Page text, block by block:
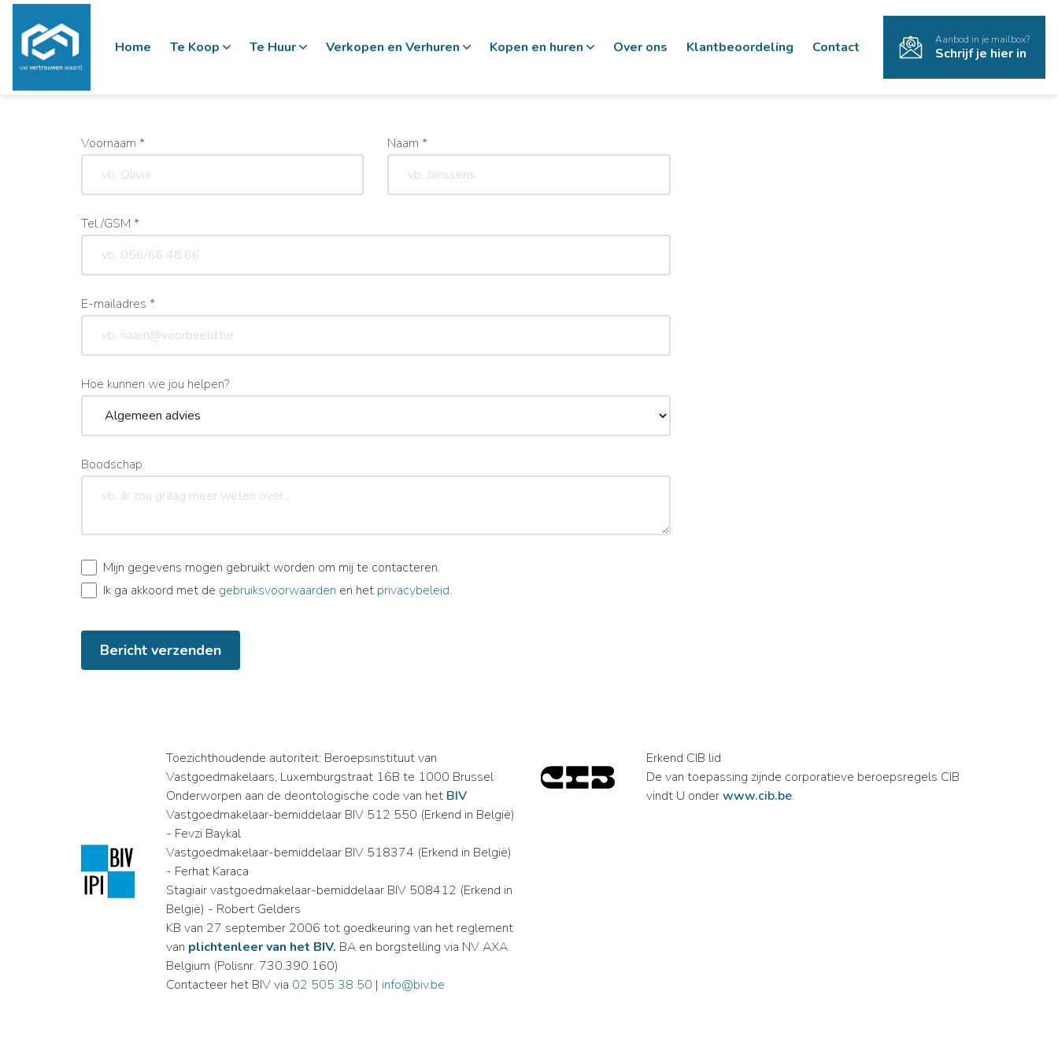
Home Te Koop Te Huur Verkopen en Verhuren Kopen en huren Over ons Klantbeoordeling Contact Aanbod in je mailbox?
Schrijf je hier in
Voornaam * Naam *
Tel./GSM *
E-mailadres *
Hoe kunnen we jou helpen?
Boodschap
Mijn gegevens mogen gebruikt worden om mij te contacteren.
Ik ga akkoord met de gebruiksvoorwaarden en het privacybeleid.
Bericht verzenden
Toezichthoudende autoriteit: Beroepsinstituut van
Vastgoedmakelaars, Luxemburgstraat 16B te 1000 Brussel
Onderworpen aan de deontologische code van het BIV
Vastgoedmakelaar-bemiddelaar BIV 512 550 (Erkend in België)
- Fevzi Baykal
Vastgoedmakelaar-bemiddelaar BIV 518374 (Erkend in België)
- Ferhat Karaca
Stagiair vastgoedmakelaar-bemiddelaar BIV 508412 (Erkend in
België) - Robert Gelders
KB van 27 september 2006 tot goedkeuring van het reglement
van plichtenleer van het BIV. BA en borgstelling via NV AXA
Belgium (Polisnr. 730.390.160)
Contacteer het BIV via 02 505 38 50 | info@biv.be
Erkend CIB lid
De van toepassing zijnde corporatieve beroepsregels CIB
vindt U onderwww.cib.be.